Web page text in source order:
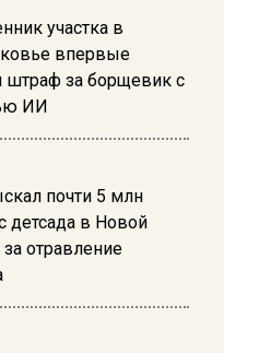
участка в
впервые
штраф за борщевик с
ИИ
почти 5 млн
детсада в Новой
отравление